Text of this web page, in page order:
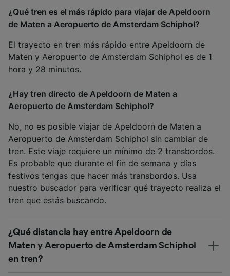
¿Qué tren es el más rápido para viajar de Apeldoorn
de Maten a Aeropuerto de Amsterdam Schiphol?
El trayecto en tren más rápido entre Apeldoorn de
Maten y Aeropuerto de Amsterdam Schiphol es de 1
hora y 28 minutos.
¿Hay tren directo de Apeldoorn de Maten a
Aeropuerto de Amsterdam Schiphol?
No, no es posible viajar de Apeldoorn de Maten a
Aeropuerto de Amsterdam Schiphol sin cambiar de
tren. Este viaje requiere un mínimo de 2 transbordos.
Es probable que durante el fin de semana y días
festivos tengas que hacer más transbordos. Usa
nuestro buscador para verificar qué trayecto realiza el
tren que estás buscando.
¿Qué distancia hay entre Apeldoorn de
Maten y Aeropuerto de Amsterdam Schiphol
en tren?